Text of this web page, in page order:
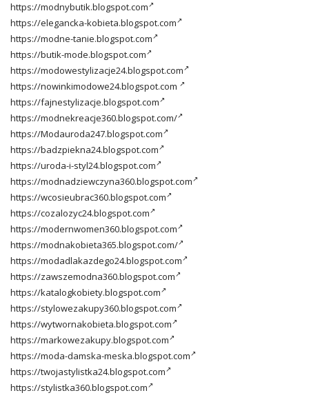
https://modnybutik.blogspot.com
https://elegancka-kobieta.blogspot.com
https://modne-tanie.blogspot.com
https://butik-mode.blogspot.com
https://modowestylizacje24.blogspot.com
https://nowinkimodowe24.blogspot.com
https://fajnestylizacje.blogspot.com
https://modnekreacje360.blogspot.com/
https://Modauroda247.blogspot.com
https://badzpiekna24.blogspot.com
https://uroda-i-styl24.blogspot.com
https://modnadziewczyna360.blogspot.com
https://wcosieubrac360.blogspot.com
https://cozalozyc24.blogspot.com
https://modernwomen360.blogspot.com
https://modnakobieta365.blogspot.com/
https://modadlakazdego24.blogspot.com
https://zawszemodna360.blogspot.com
https://katalogkobiety.blogspot.com
https://stylowezakupy360.blogspot.com
https://wytwornakobieta.blogspot.com
https://markowezakupy.blogspot.com
https://moda-damska-meska.blogspot.com
https://twojastylistka24.blogspot.com
https://stylistka360.blogspot.com